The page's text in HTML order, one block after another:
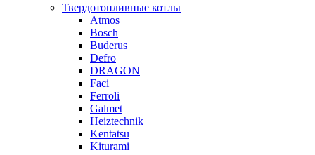
Твердотопливные котлы
Atmos
Bosch
Buderus
Defro
DRAGON
Faci
Ferroli
Galmet
Heiztechnik
Kentatsu
Kiturami